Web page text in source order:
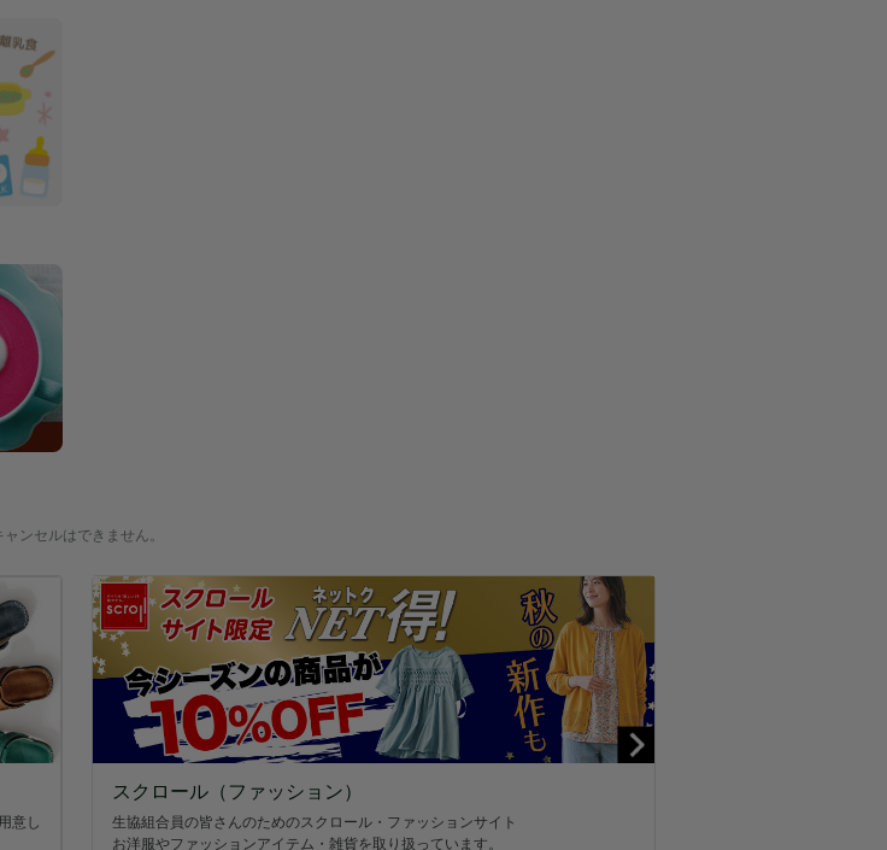
ンセルはできません。
意し
スクロール（ファッション）
生協組合員の皆さんのためのスクロール・ファッションサイト
お洋服やファッションアイテム・雑貨を取り扱っています。